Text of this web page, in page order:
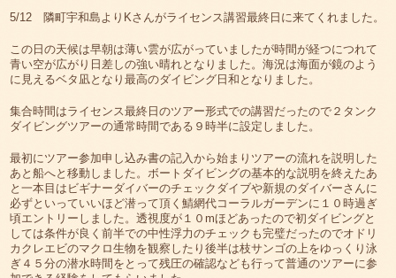
5/12 隣町宇和島よりKさんがライセンス講習最終日に来てくれました。
この日の天候は早朝は薄い雲が広がっていましたが時間が経つにつれて
青い空が広がり日差しの強い晴れとなりました。海況は海面が鏡のよう
に見えるベタ凪となり最高のダイビング日和となりました。
集合時間はライセンス最終日のツアー形式での講習だったので２タンク
ダイビングツアーの通常時間である９時半に設定しました。
最初にツアー参加申し込み書の記入から始まりツアーの流れを説明した
あと船へと移動しました。ボートダイビングの基本的な説明を終えたあ
と一本目はビギナーダイバーのチェックダイブや新規のダイバーさんに
必ずといっていいほど潜って頂く鯖網代コーラルガーデンに１０時過ぎ
頃エントリーしました。透視度が１０mほどあったので初ダイビングと
しては条件が良く前半での中性浮力のチェックも完璧だったのでオドリ
カクレエビのマクロ生物を観察したり後半は枝サンゴの上をゆっくり泳
ぎ４５分の潜水時間をとって残圧の確認なども行って普通のツアーに参